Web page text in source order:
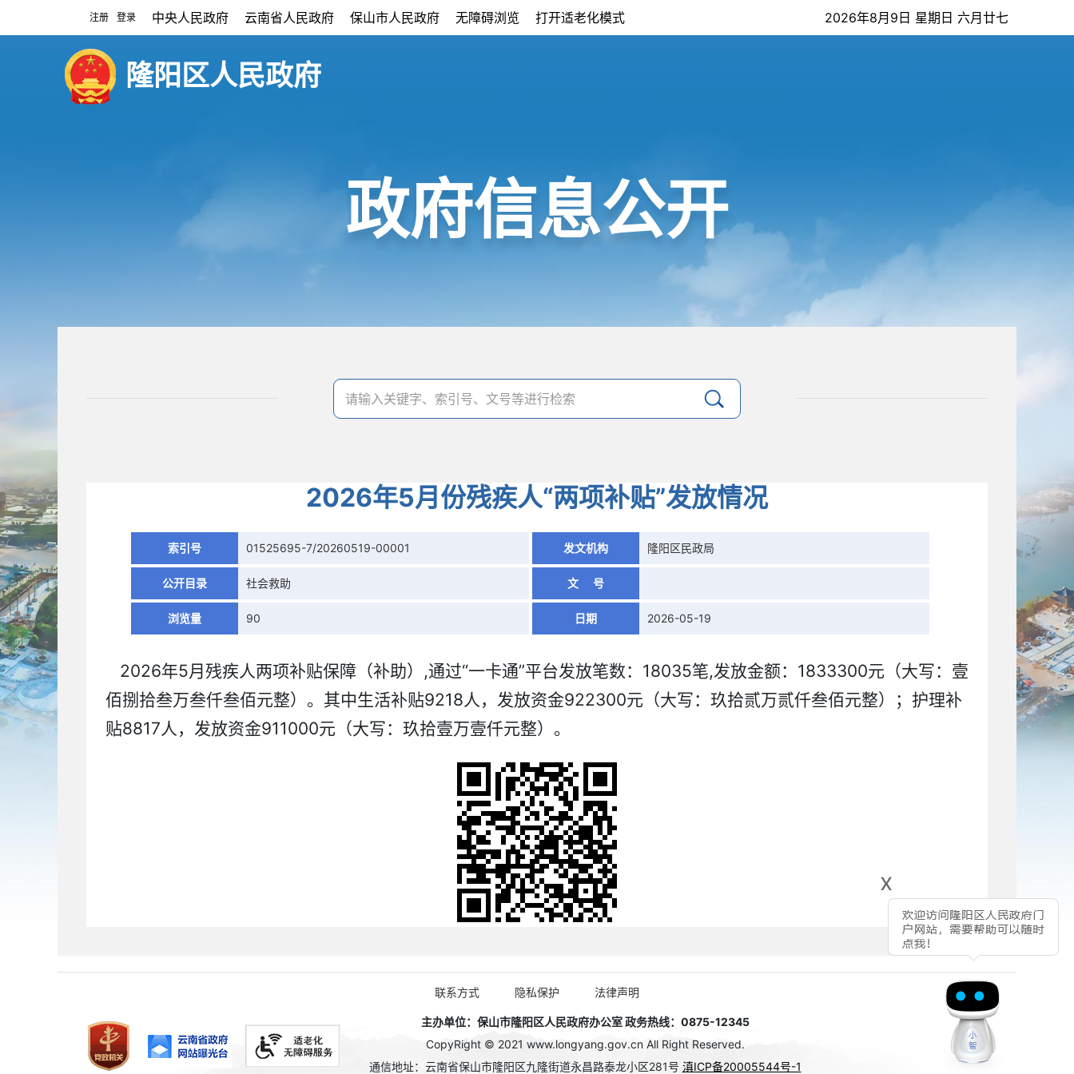
注册 登录
x
中央人民政府 云南省人民政府 保山市人民政府 无障碍浏览 打开适老化模式 2026年8月9日 星期日 六月廿七
隆阳区人民政府
政府信息公开
2026年5月份残疾人“两项补贴”发放情况
索引号 01525695-7/20260519-00001 发文机构 隆阳区民政局
公开目录 社会救助 文 号
浏览量 90 日期 2026-05-19
2026年5月残疾人两项补贴保障（补助）,通过“一卡通”平台发放笔数：18035笔,发放金额：1833300元（大写：壹
佰捌拾叁万叁仟叁佰元整）。其中生活补贴9218人，发放资金922300元（大写：玖拾贰万贰仟叁佰元整）；护理补
贴8817人，发放资金911000元（大写：玖拾壹万壹仟元整）。
联系方式 隐私保护 法律声明
主办单位：保山市隆阳区人民政府办公室 政务热线：0875-12345
CopyRight © 2021 www.longyang.gov.cn All Right Reserved.
通信地址：云南省保山市隆阳区九隆街道永昌路泰龙小区281号 滇ICP备20005544号-1